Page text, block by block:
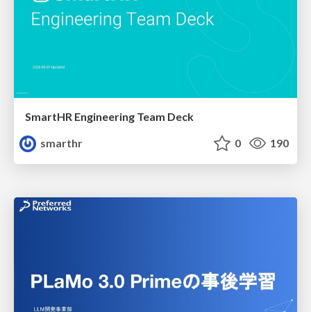
SmartHR Engineering Team Deck
smarthr
0 190